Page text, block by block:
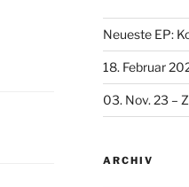
Neueste EP:
18. Februar
03. Nov. 23 –
ARCHIV